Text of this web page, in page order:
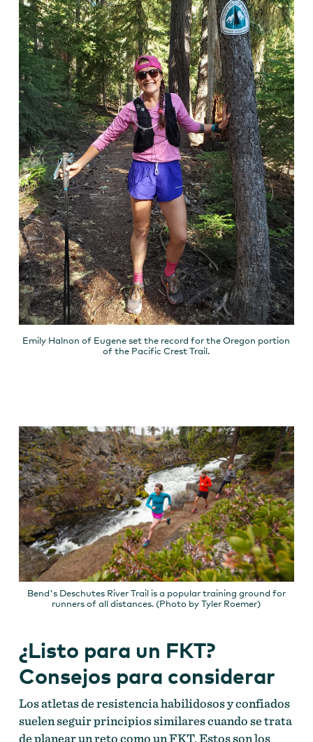
Emily Halnon of Eugene set the record for the Oregon portion
of the Pacific Crest Trail.
Bend's Deschutes River Trail is a popular training ground for
runners of all distances. (Photo by Tyler Roemer)
¿Listo para un FKT?
Consejos para considerar
Los atletas de resistencia habilidosos y confiados
suelen seguir principios similares cuando se trata
de planear un reto como un FKT. Estos son los